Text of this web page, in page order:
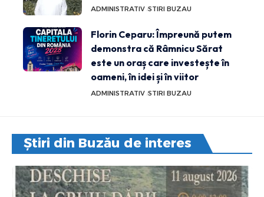
ADMINISTRATIV STIRI BUZAU
Florin Ceparu: Împreună putem
demonstra că Râmnicu Sărat
este un oraș care investește în
oameni, în idei și în viitor
ADMINISTRATIV STIRI BUZAU
Știri din Buzău de interes